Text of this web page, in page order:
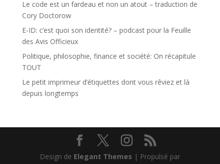
Le code est un fardeau et non un atout – traduction de
Cory Doctorow
E-ID: c’est quoi son identité? – podcast pour la Feuille
des Avis Officieux
Politique, philosophie, finance et société: On récapitule
TOUT
Le petit imprimeur d’étiquettes dont vous rêviez et là
depuis longtemps
Design de Elegant Themes | Propulsé par